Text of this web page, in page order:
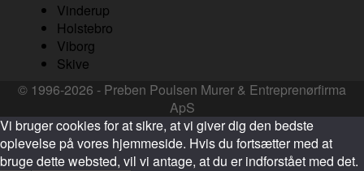
Vinderup
Holstebro
Viborg
Skive
© 1996-2026 - Preben Poulsen Murer & Entreprenørfirma
ApS
Vi bruger cookies for at sikre, at vi giver dig den bedste
oplevelse på vores hjemmeside. Hvis du fortsætter med at
bruge dette websted, vil vi antage, at du er indforstået med det.